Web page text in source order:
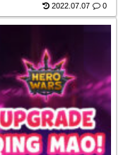
2022.07.07 0